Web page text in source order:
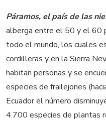
Páramos, el país de las
alberga entre el 50 y el 60
todo el mundo, los cuales
cordilleras y en la Sierra
habitan personas y se
especies de frailejones
Ecuador el número
4.700 especies de plantas